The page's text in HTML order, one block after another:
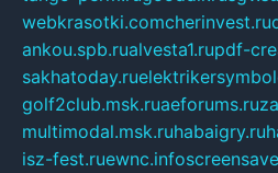
webkrasotki.comcherinvest.ru
ankou.spb.rualvesta1.rupdf-
sakhatoday.ru
golf2club.msk.ruaeforums.ru
multimodal.msk.ruhabaigry.ru
isz-fest.ruewnc.info